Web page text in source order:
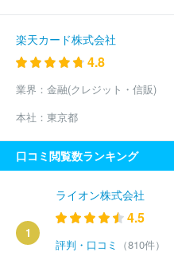
楽天カード株式会社
4.8
業界： 金融(クレジット・信販)
本社： 東京都
口コミ閲覧数ランキング
1
ライオン株式会社
4.5
評判・口コミ
（810件）